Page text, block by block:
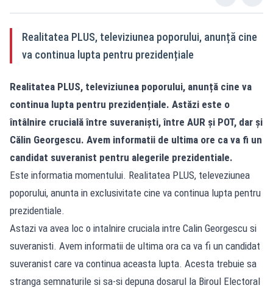
Realitatea PLUS, televiziunea poporului, anunță cine
va continua lupta pentru prezidențiale
Realitatea PLUS, televiziunea poporului, anunță cine va
continua lupta pentru prezidențiale. Astăzi este o
întâlnire crucială între suveraniști, între AUR și POT, dar și
Călin Georgescu. Avem informatii de ultima ore ca va fi un
candidat suveranist pentru alegerile prezidentiale.
Este informatia momentului. Realitatea PLUS, televeziunea
poporului, anunta in exclusivitate cine va continua lupta pentru
prezidentiale.
Astazi va avea loc o intalnire cruciala intre Calin Georgescu si
suveranisti. Avem informatii de ultima ora ca va fi un candidat
suveranist care va continua aceasta lupta. Acesta trebuie sa
stranga semnaturile si sa-si depuna dosarul la Biroul Electoral